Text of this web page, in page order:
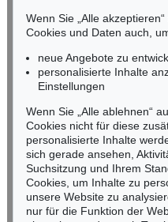
Auktion 424 - Lot 221
Bildnis Charlotte Cuhrt , 1910
Ergebnis:€ 817.000
Mobil: +49 (0)171 8618661
n.kassel@kettererkunst.de
Keine Auktion
Wir informieren
Jetzt zum
Wenn Sie „Alle
Cookies und Daten auch,
neue Angebote zu
personalisierte Inhalte
Einstellungen
Wenn Sie „Alle ablehnen“
Cookies nicht für diese
personalisierte Inhalte
sich gerade ansehen,
Suchsitzung und Ihrem
Cookies, um Inhalte zu
unsere Website zu
nur für die Funktion der